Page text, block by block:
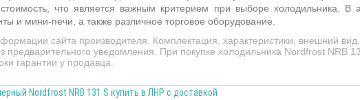
что является важным критерием при выборе холодильника. В
и мини-печи, а также различное торговое оборудование.
сайта производителя. Комплектация, характеристики, внешний
предварительного уведомления. При покупке холодильника Nordfrost NRB
гарантии у продавца.
Nordfrost NRB 131 S купить в ЛНР с доставкой